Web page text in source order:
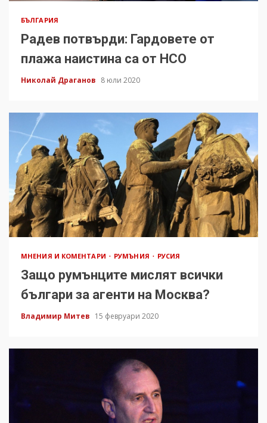
БЪЛГАРИЯ
Радев потвърди: Гардовете от
плажа наистина са от НСО
Николай Драганов 8 юли 2020
МНЕНИЯ И КОМЕНТАРИ РУМЪНИЯ РУСИЯ
Защо румънците мислят всички
българи за агенти на Москва?
Владимир Митев 15 февруари 2020